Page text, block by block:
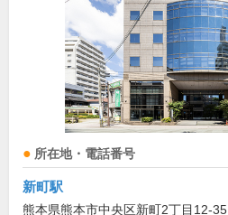
所在地・電話番号
新町駅
熊本県熊本市中央区新町2丁目12-35